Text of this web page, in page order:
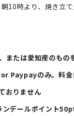
10時より、焼き立
または愛知産のもの
or Paypayのみ。料
おりません
ンデールポイント